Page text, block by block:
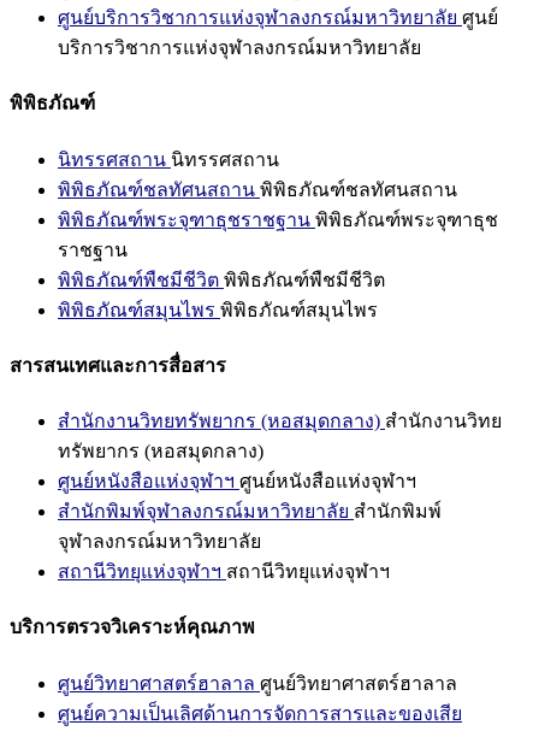
ศูนย์บริการวิชาการแห่งจุฬาลงกรณ์มหาวิทยาลัย ศูนย์
บริการวิชาการแห่งจุฬาลงกรณ์มหาวิทยาลัย
พิพิธภัณฑ์
นิทรรศสถาน นิทรรศสถาน
พิพิธภัณฑ์ชลทัศนสถาน พิพิธภัณฑ์ชลทัศนสถาน
พิพิธภัณฑ์พระจุฑาธุชราชฐาน พิพิธภัณฑ์พระจุฑาธุช
ราชฐาน
พิพิธภัณฑ์พืชมีชีวิต พิพิธภัณฑ์พืชมีชีวิต
พิพิธภัณฑ์สมุนไพร พิพิธภัณฑ์สมุนไพร
สารสนเทศและการสื่อสาร
สำนักงานวิทยทรัพยากร (หอสมุดกลาง) สำนักงานวิทย
ทรัพยากร (หอสมุดกลาง)
ศูนย์หนังสือแห่งจุฬาฯ ศูนย์หนังสือแห่งจุฬาฯ
สำนักพิมพ์จุฬาลงกรณ์มหาวิทยาลัย สำนักพิมพ์
จุฬาลงกรณ์มหาวิทยาลัย
สถานีวิทยุแห่งจุฬาฯ สถานีวิทยุแห่งจุฬาฯ
บริการตรวจวิเคราะห์คุณภาพ
ศูนย์วิทยาศาสตร์ฮาลาล ศูนย์วิทยาศาสตร์ฮาลาล
ศูนย์ความเป็นเลิศด้านการจัดการสารและของเสีย